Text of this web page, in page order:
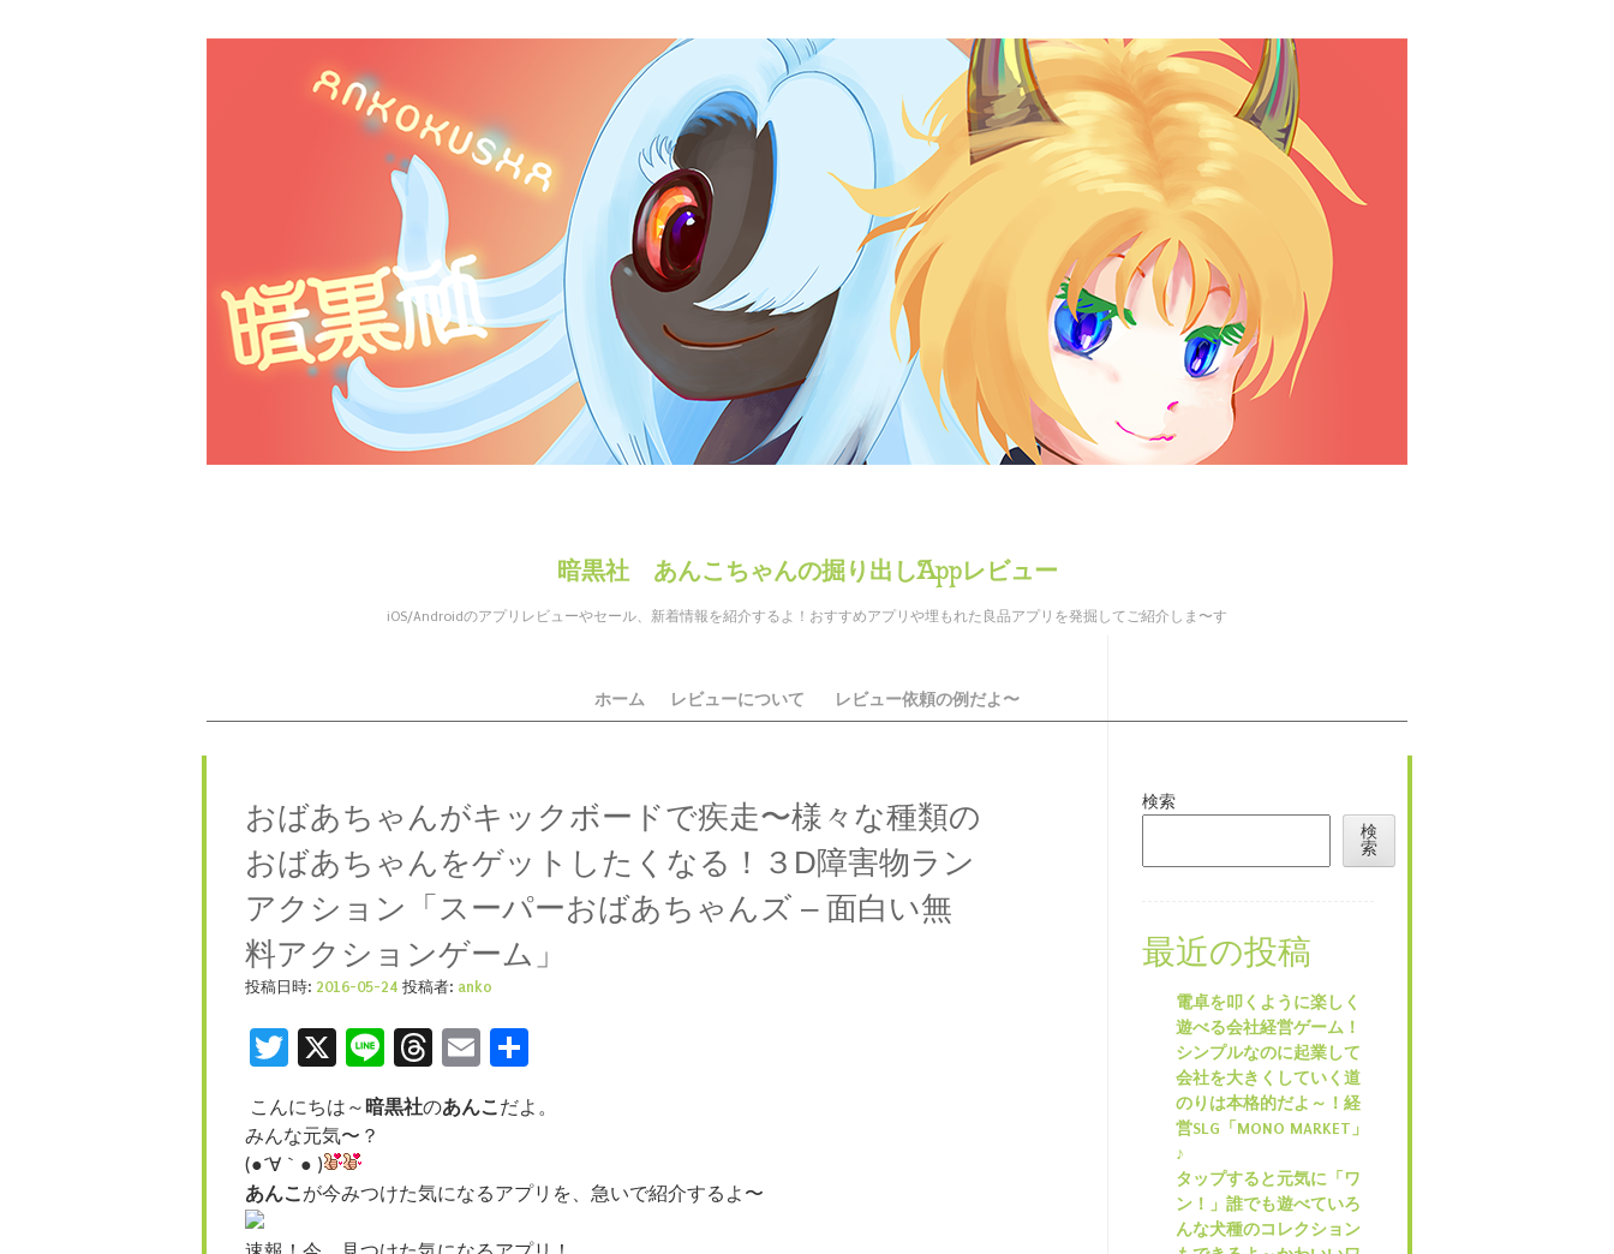
暗黒社 あんこちゃんの掘り出しAppレビュー
iOS/Androidのアプリレビューやセール、新着情報を紹介するよ！おすすめアプリや埋もれた良品アプリを発掘してご紹介しま〜す
メニュー ホーム レビューについて レビュー依頼の例だよ〜
おばあちゃんがキックボードで疾走〜様々な種類の
おばあちゃんをゲットしたくなる！３D障害物ラン
アクション「スーパーおばあちゃんズ – 面白い無
料アクションゲーム」
投稿日時: 2016-05-24 投稿者: anko
Twitter
X LineThreads
Email
こんにちは～ 暗黒社のあんこだよ。
みんな元気〜？
(●´∀｀● )
あんこが今みつけた気になるアプリを、急いで紹介するよ〜
検索
検
索
最近の投稿
電卓を叩くように楽しく
遊べる会社経営ゲーム！
シンプルなのに起業して
会社を大きくしていく道
のりは本格的だよ～！経
営SLG「MONO MARKET」
♪
タップすると元気に「ワ
ン！」誰でも遊べていろ
んな犬種のコレクション